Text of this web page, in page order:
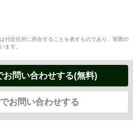
付近住所に所在することを表すものであり、実際の
ます。
お問い合わせする(無料)
お問い合わせする